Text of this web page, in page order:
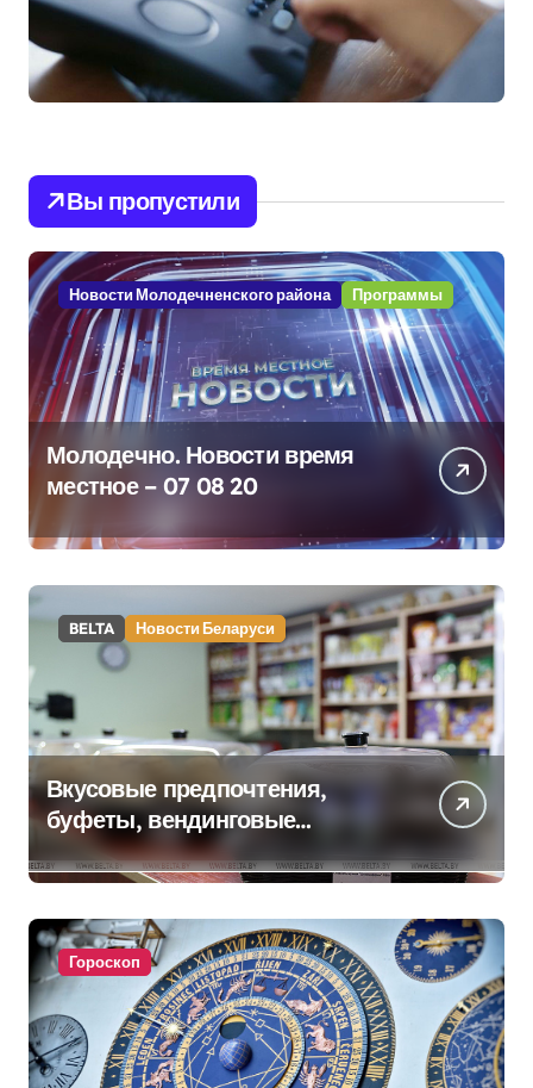
Вы пропустили
Новости Молодечненского района Программы
Молодечно. Новости время
местное – 07 08 20
BELTA Новости Беларуси
Вкусовые предпочтения,
буфеты, вендинговые
аппараты. Минобразования об
изменениях в школьном
питании
Гороскоп